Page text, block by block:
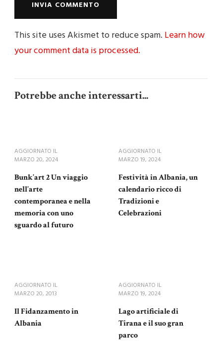
This site uses Akismet to reduce spam. Learn how
your comment data is processed.
Potrebbe anche interessarti...
AGGIORNATO IL
MARZO 20, 2024
Bunk’art 2 Un viaggio
nell’arte
contemporanea e nella
memoria con uno
sguardo al futuro
AGGIORNATO IL
MARZO 19, 2024
Festività in Albania, un
calendario ricco di
Tradizioni e
Celebrazioni
AGGIORNATO IL
MARZO 20, 2013
Il Fidanzamento in
Albania
AGGIORNATO IL
MARZO 19, 2024
Lago artificiale di
Tirana e il suo gran
parco